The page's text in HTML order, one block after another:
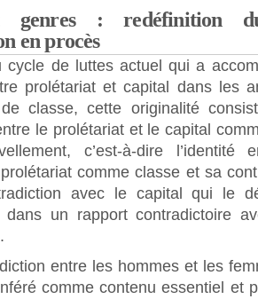
genres : redéfinition
en procès
cycle de luttes actuel qui a
prolétariat et capital dans les
classe, cette originalité
le prolétariat et le capital
c’est-à-dire
prolétariat comme classe et sa
avec le capital qui le
dans un rapport contradictoire
entre les hommes et les
comme contenu essentiel et